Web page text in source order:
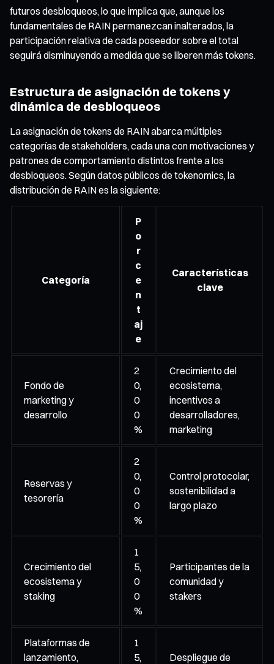
futuros desbloqueos, lo que implica que, aunque los
fundamentales de RAIN permanezcan inalterados, la
participación relativa de cada poseedor sobre el total
seguirá disminuyendo a medida que se liberen más tokens.
Estructura de asignación de tokens y
dinámica de desbloqueos
La asignación de tokens de RAIN abarca múltiples
categorías de stakeholders, cada una con motivaciones y
patrones de comportamiento distintos frente a los
desbloqueos. Según datos públicos de tokenomics, la
distribución de RAIN es la siguiente:
Categoría
P
o
r
c
e
n
t
aj
e
Características
clave
Fondo de
marketing y
desarrollo
2
0,
0
0
%
Crecimiento del
ecosistema,
incentivos a
desarrolladores,
marketing
Reservas y
tesorería
2
0,
0
0
%
Control protocolar,
sostenibilidad a
largo plazo
Crecimiento del
ecosistema y
staking
1
5,
0
0
%
Participantes de la
comunidad y
stakers
Plataformas de
lanzamiento,
1
5,
Despliegue de